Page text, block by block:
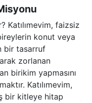
Katılımevim, faizsiz
konut veya
bir tasarruf
zorlanan
birikim yapmasını
Katılımevim,
bir kitleye hitap